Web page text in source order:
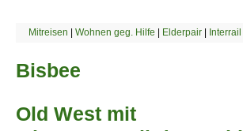
Mitreisen | Wohnen geg. Hilfe | Elderpair| Interrail
Bisbee
Old West mit